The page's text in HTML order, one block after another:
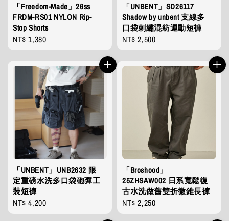
「Freedom-Made」26ss
FRDM-RS01 NYLON Rip-
Stop Shorts
Regular
price
NT$ 1,380
「UNBENT」SD26117
Shadow by unbent 支線多
口袋刺繡混紡運動短褲
Regular
price
NT$ 2,500
「UNBENT」UNB2632 限
定重磅水洗多口袋砲彈工
裝短褲
Regular
price
NT$ 4,200
「Broshood」
25ZHSAW002 日系寬鬆復
古水洗做舊雙折微錐長褲
Regular
price
NT$ 2,250